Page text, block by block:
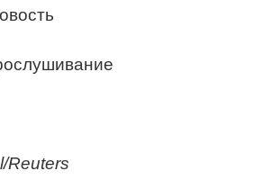
Reuters